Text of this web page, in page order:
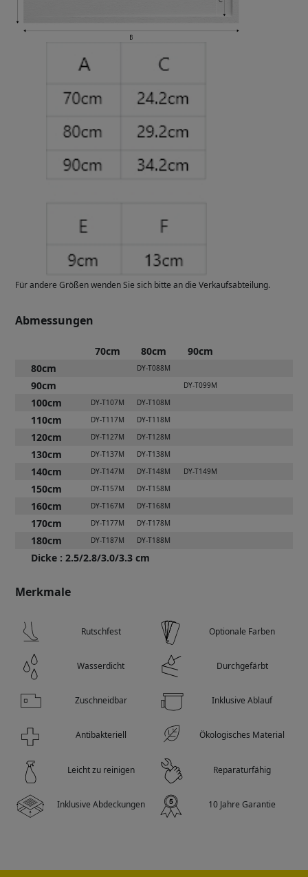
Für andere Größen wenden Sie sich bitte an die Verkaufsabteilung.
Abmessungen
70cm 80cm
90cm
80cm
DY-T088M
90cm DY-T099M
100cm DY-T107M DY-T108M
110cm DY-T117M DY-T118M
120cm DY-T127M DY-T128M
130cm DY-T137M DY-T138M
140cm DY-T147M DY-T148M DY-T149M
150cm DY-T157M DY-T158M
160cm DY-T167M DY-T168M
170cm DY-T177M DY-T178M
180cm DY-T187M DY-T188M
Dicke: 2.5/2.8/3.0/3.3 cm
Merkmale
Rutschfest Optionale Farben
Wasserdicht Durchgefärbt
Zuschneidbar Inklusive Ablauf
Antibakteriell Ökologisches Material
Leicht zu reinigen Reparaturfähig
Inklusive Abdeckungen 10 Jahre Garantie